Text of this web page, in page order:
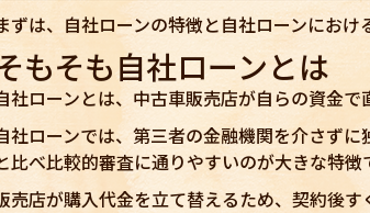
ずは、自社ローンの特徴と自社ローンにおけ
もそも自社ローンとは
社ローンとは、中古車販売店が自らの資金で
社ローンでは、第三者の金融機関を介さず
比べ比較的審査に通りやすいのが大きな特徴
売店が購入代金を立て替えるため、契約後す